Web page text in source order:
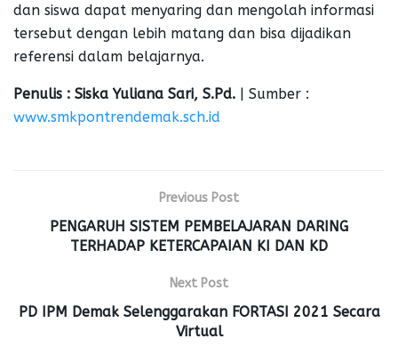
dan siswa dapat menyaring dan mengolah informasi
tersebut dengan lebih matang dan bisa dijadikan
referensi dalam belajarnya.
Penulis : Siska Yuliana Sari, S.Pd. | Sumber :
www.smkpontrendemak.sch.id
Previous Post
PENGARUH SISTEM PEMBELAJARAN DARING
TERHADAP KETERCAPAIAN KI DAN KD
Next Post
PD IPM Demak Selenggarakan FORTASI 2021 Secara
Virtual